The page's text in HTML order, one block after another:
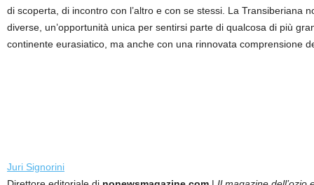
di scoperta, di incontro con l’altro e con se stessi. La Transiberiana
diverse, un’opportunità unica per sentirsi parte di qualcosa di più
continente eurasiatico, ma anche con una rinnovata comprensione
Juri Signorini